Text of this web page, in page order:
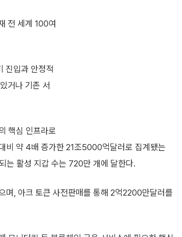
전 세계 100여
진입과 안정적
거나 기존 서
핵심 인프라로
비 약 4배 증가한 21조5000억달러로 집계됐는
는 활성 지갑 수는 720만 개에 달한다.
며, 아크 토큰 사전판매를 통해 2억2200만달러를